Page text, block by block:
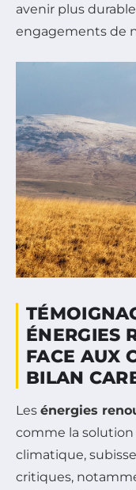
avenir plus
engagements de
ÉNERGIES
FACE AUX
BILAN
Les énergies
comme la
climatique,
critiques,